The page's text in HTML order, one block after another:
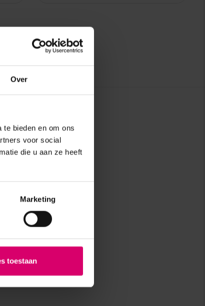
Over
bieden en om ons
voor social
die u aan ze heeft
Marketing
toestaan